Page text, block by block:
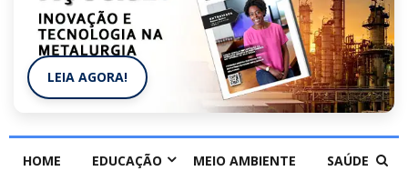
LEIA AGORA!
HOME EDUCAÇÃO MEIO AMBIENTE SAÚDE